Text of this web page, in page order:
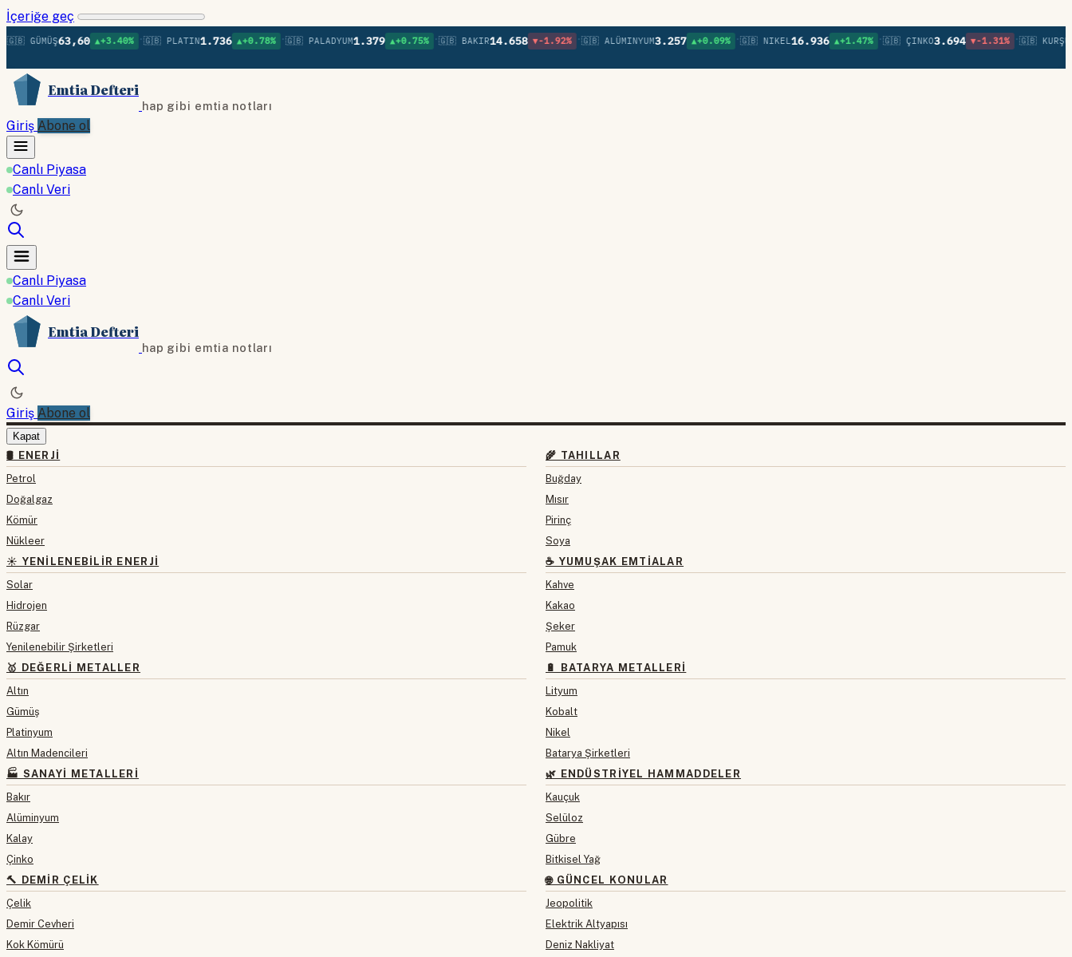
İçeriğe geç
63,60 ▲+3.40% •🇬🇧 PLATIN1.736 ▲+0.78% •🇬🇧 PALADYUM1.379 ▲+0.75% •🇬🇧 BAKIR14.658 ▼-1.92% •🇬🇧 ALÜMINYUM3.257 ▲+0.09% •🇬🇧 NIKEL16.936 ▲+1.47% •🇬🇧 ÇINKO3.694 ▼-1.31% •🇬🇧 KURŞUN
Emtia Defteri
hap gibi emtia notları
Giriş Abone ol
Canlı Piyasa
Canlı Veri
Canlı Piyasa
Canlı Veri
Emtia Defteri
hap gibi emtia notları
Giriş Abone ol
Kapat
🛢 ENERJI
Petrol
Doğalgaz
Kömür
Nükleer
☀️ YENILENEBILIR ENERJI
Solar
Hidrojen
Rüzgar
Yenilenebilir Şirketleri
🥇 DEĞERLI METALLER
Altın
Gümüş
Platinyum
Altın Madencileri
🏭 SANAYI METALLERI
Bakır
Alüminyum
Kalay
Çinko
🔨 DEMIR ÇELIK
Çelik
Demir Cevheri
Kok Kömürü
🌾 TAHILLAR
Buğday
Mısır
Pirinç
Soya
☕ YUMUŞAK EMTIALAR
Kahve
Kakao
Şeker
Pamuk
🔋 BATARYA METALLERI
Lityum
Kobalt
Nikel
Batarya Şirketleri
🌿 ENDÜSTRIYEL HAMMADDELER
Kauçuk
Selüloz
Gübre
Bitkisel Yağ
🌐 GÜNCEL KONULAR
Jeopolitik
Elektrik Altyapısı
Deniz Nakliyat